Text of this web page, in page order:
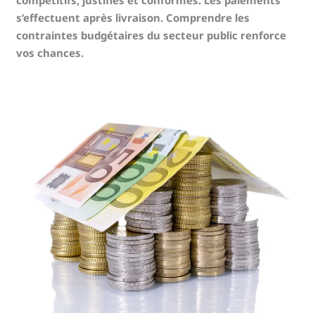
s’effectuent après livraison. Comprendre les
contraintes budgétaires du secteur public renforce
vos chances.